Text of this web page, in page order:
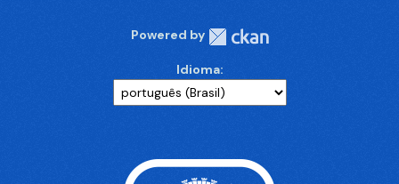
Powered by
Idioma